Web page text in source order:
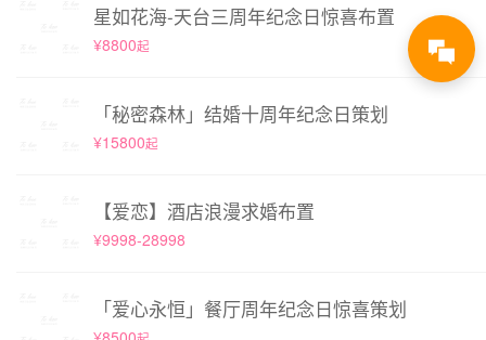
星如花海-天台三周年纪念日惊喜布置
¥8800起
「秘密森林」结婚十周年纪念日策划
¥15800起
【爱恋】酒店浪漫求婚布置
¥9998-28998
「爱心永恒」餐厅周年纪念日惊喜策划